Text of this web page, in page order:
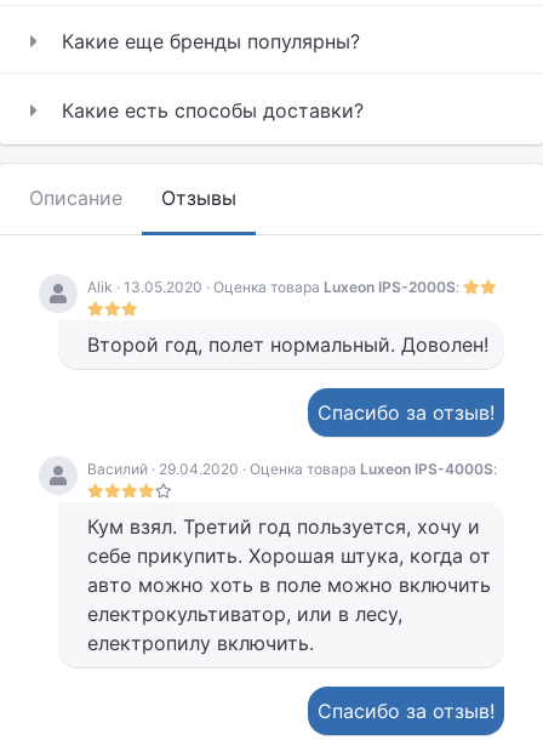
Какие еще бренды популярны?
Какие есть способы доставки?
Описание Отзывы
Аlik · 13.05.2020 · Оценка товара Luxeon IPS-2000S:
Второй год, полет нормальный. Доволен!
Спасибо за отзыв!
Василий · 29.04.2020 · Оценка товара Luxeon IPS-4000S:
Кум взял. Третий год пользуется, хочу и
себе прикупить. Хорошая штука, когда от
авто можно хоть в поле можно включить
електрокультиватор, или в лесу,
електропилу включить.
Спасибо за отзыв!